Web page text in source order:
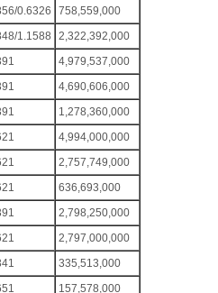
0.6326
758,559,000
1.1588
2,322,392,000
4,979,537,000
4,690,606,000
1,278,360,000
4,994,000,000
2,757,749,000
636,693,000
2,798,250,000
2,797,000,000
335,513,000
157,578,000